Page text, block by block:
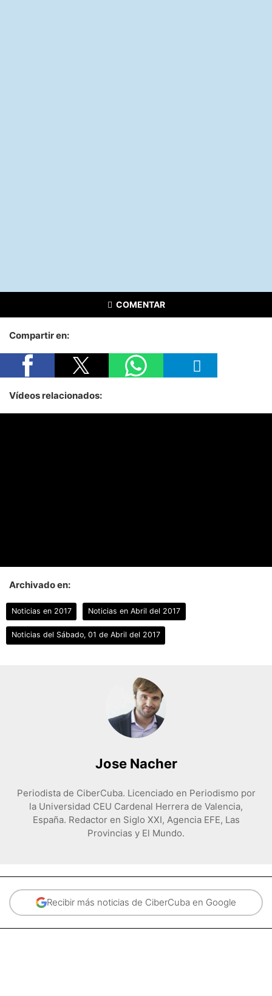
COMENTAR
Compartir en:
Vídeos relacionados:
Archivado en:
Noticias en 2017 Noticias en Abril del 2017
Noticias del Sábado, 01 de Abril del 2017
Jose Nacher
Periodista de CiberCuba. Licenciado en Periodismo por
la Universidad CEU Cardenal Herrera de Valencia,
España. Redactor en Siglo XXI, Agencia EFE, Las
Provincias y El Mundo.
Recibir más noticias de CiberCuba en Google